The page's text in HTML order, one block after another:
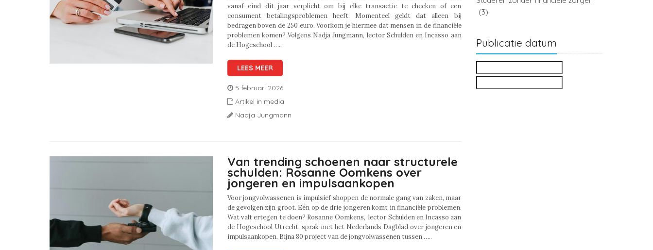
vanaf eind dit jaar verplicht om bij elke transactie te checken of een
consument betalingsproblemen heeft. Momenteel geldt dat alleen bij
bedragen boven de 250 euro. Voorkom je hiermee dat mensen in de financiële
problemen komen? Volgens Nadja Jungmann, lector Schulden en Incasso aan
de Hogeschool …..
LEES MEER
5 februari 2026
Artikel in media
Nadja Jungmann
Van trending schoenen naar structurele
schulden: Rosanne Oomkens over
jongeren en impulsaankopen
Voor jongvolwassenen is impulsief shoppen de normale gang van zaken, maar
de gevolgen zijn groot. Eén op de drie jongeren komt in financiële problemen.
Wat valt ertegen te doen? Rosanne Oomkens, lector Schulden en Incasso aan
de Hogeschool Utrecht, sprak met het Nederlands Dagblad over jongeren en
impulsaankopen. Bijna 80 project van de jongvolwassenen tussen …..
(3)
Publicatie datum